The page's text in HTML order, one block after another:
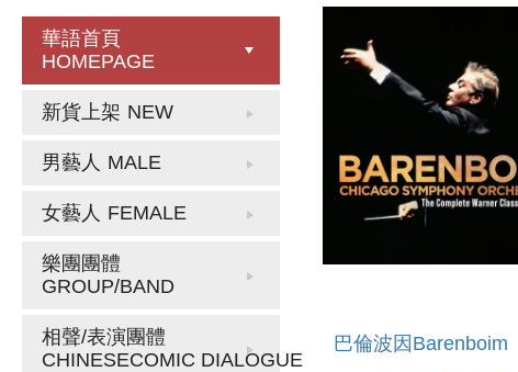
華語首頁
HOMEPAGE
新貨上架 NEW
男藝人 MALE
女藝人 FEMALE
樂團團體
GROUP/BAND
相聲/表演團體
CHINESECOMIC DIALOGUE
巴倫波因Barenboim